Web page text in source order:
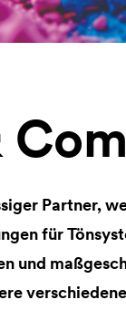
Partner,
für
und